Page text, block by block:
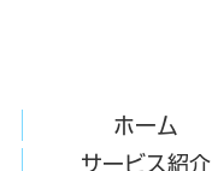
ホーム
サービス紹介